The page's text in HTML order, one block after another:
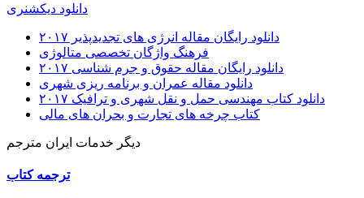
دانلود دیکشنری
دانلود رایگان مقاله انرژی های تجدیدپذیر ۲۰۱۷
فرهنگ واژگان تخصصی متالوژی
دانلود رایگان مقاله حقوق و جرم شناسی ۲۰۱۷
دانلود مقاله عمران و برنامه ریزی شهری
دانلود کتاب مهندسی حمل و نقل شهری و ترافیک ۲۰۱۷
کتاب چرخه های تجارت و بحران های مالی
دیگر خدمات ایران مترجم
ترجمه کتاب